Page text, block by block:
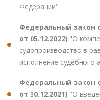
Федерации"
Федеральный закон
от 05.12.2022) "О
судопроизводство в
исполнение судебного
Федеральный закон
от 30.12.2021) "О